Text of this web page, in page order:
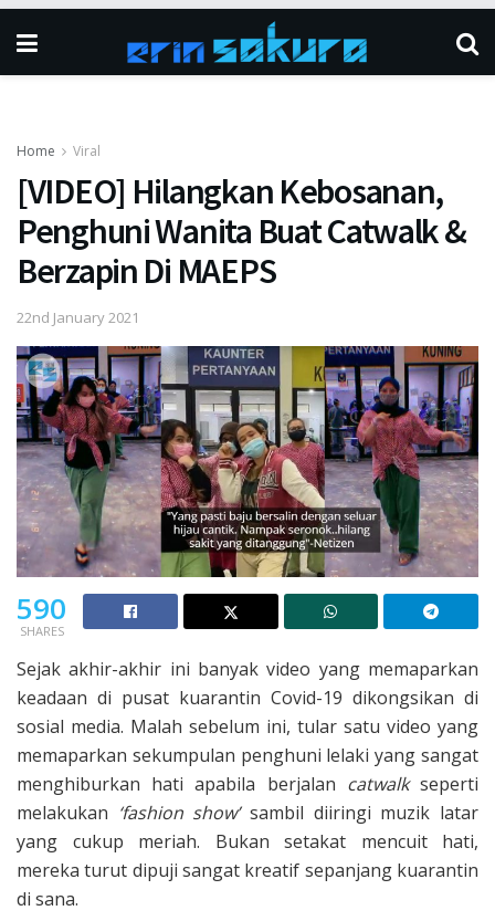
Home Viral
[VIDEO] Hilangkan Kebosanan,
Penghuni Wanita Buat Catwalk &
Berzapin Di MAEPS
22nd January 2021
590
SHARES
Sejak akhir-akhir ini banyak video yang memaparkan
keadaan di pusat kuarantin Covid-19 dikongsikan di
sosial media. Malah sebelum ini, tular satu video yang
memaparkan sekumpulan penghuni lelaki yang sangat
menghiburkan hati apabila berjalan catwalkseperti
melakukan ‘fashion show’sambil diiringi muzik latar
yang cukup meriah. Bukan setakat mencuit hati,
mereka turut dipuji sangat kreatif sepanjang kuarantin
di sana.